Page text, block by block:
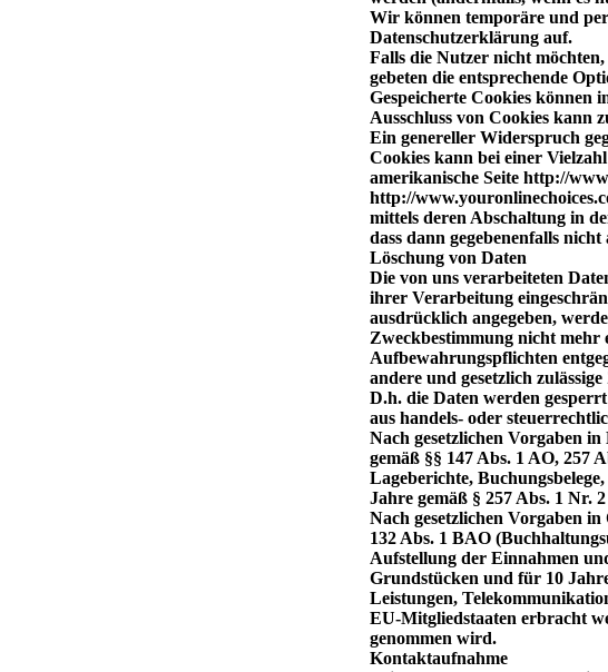
Wir können temporäre und
Datenschutzerklärung auf.
Falls die Nutzer nicht
gebeten die entsprechende
Gespeicherte Cookies können
Ausschluss von Cookies kann
Ein genereller Widerspruch
Cookies kann bei einer
amerikanische Seite http://
http://
mittels deren Abschaltung in
dass dann gegebenenfalls
Löschung von Daten
Die von uns verarbeiteten
ihrer Verarbeitung
ausdrücklich angegeben,
Zweckbestimmung nicht mehr
Aufbewahrungspflichten
andere und gesetzlich
D.h. die Daten werden
aus handels- oder
Nach gesetzlichen Vorgaben
gemäß §§ 147 Abs. 1 AO, 257
Lageberichte,
Jahre gemäß § 257 Abs. 1 Nr.
Nach gesetzlichen Vorgaben
132 Abs. 1 BAO
Aufstellung der Einnahmen
Grundstücken und für 10
Leistungen,
EU-Mitgliedstaaten erbracht
genommen wird.
Kontaktaufnahme